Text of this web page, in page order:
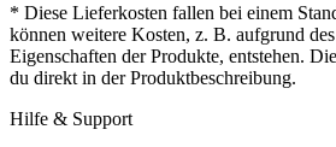
* Diese Lieferkosten fallen bei einem
können weitere Kosten, z. B. aufgrund
Eigenschaften der Produkte, entstehen.
du direkt in der Produktbeschreibung.
Hilfe & Support